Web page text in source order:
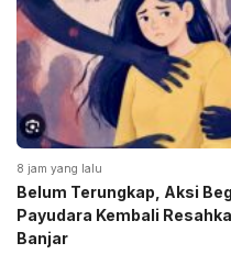
8 jam yang lalu
Belum Terungkap, Aksi
Payudara Kembali
Banjar